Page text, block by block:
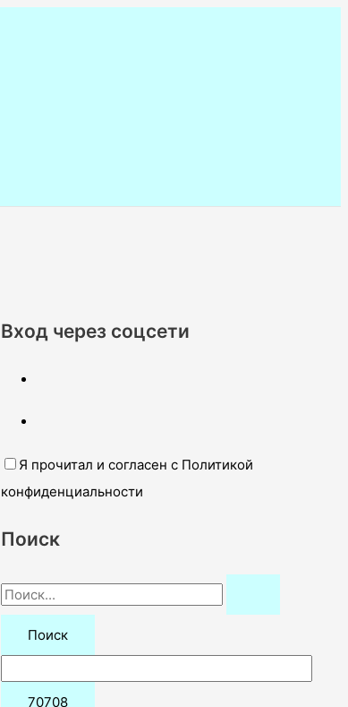
Вход через соцсети
Я прочитал и согласен с Политикой
конфиденциальности
Поиск
П
о